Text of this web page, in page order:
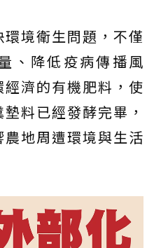
境衛生問題，不僅
、降低疫病傳播風
濟的有機肥料，使
料已經發酵完畢，
地周遭環境與生活